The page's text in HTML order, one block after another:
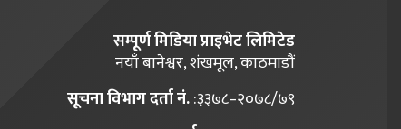
सम्पूर्ण मिडिया प्राइभेट लिमिटेड
नयाँ बानेश्वर, शंखमूल, काठमाडौं
सूचना विभाग दर्ता नं.:३३७८–२०७८/७९